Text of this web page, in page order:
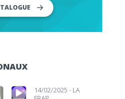
Lecteur audio 14/02/2025 - LA